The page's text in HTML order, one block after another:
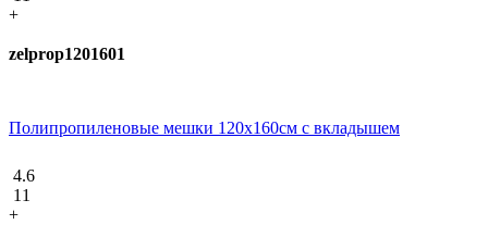
+
zelprop1201601
Полипропиленовые мешки 120х160см с вкладышем
4.6
11
+